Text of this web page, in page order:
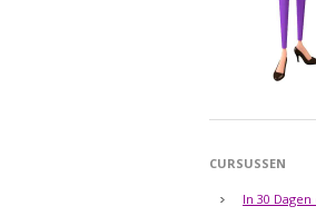
CURSUSSEN
In 30